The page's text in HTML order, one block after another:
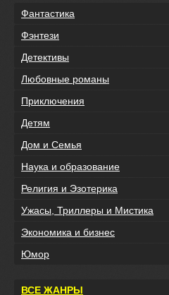
Фантастика
Фэнтези
Детективы
Любовные романы
Приключения
Детям
Дом и Семья
Наука и образование
Религия и Эзотерика
Ужасы, Триллеры и Мистика
Экономика и бизнес
Юмор
ВСЕ ЖАНРЫ